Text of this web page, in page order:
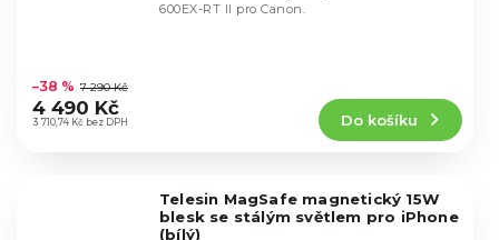
hodnocení
produktu
je
3 710,74 Kč bez DPH
–38 % 7 290 Kč
4 490 Kč
Do košíku
600EX-RT II pro Canon.
Telesin MagSafe magnetický 15W
blesk se stálým světlem pro iPhone
(bílý)